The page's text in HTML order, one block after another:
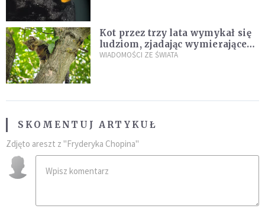
Kot przez trzy lata wymykał się
ludziom, zjadając wymierające
kaczki. W końcu popełnił
WIADOMOŚCI ZE ŚWIATA
SKOMENTUJ ARTYKUŁ
Zdjęto areszt z "Fryderyka Chopina"